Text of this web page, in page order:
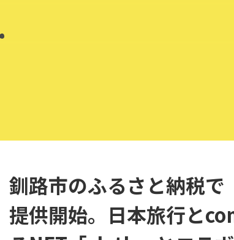
釧路市のふるさと納税
提供開始。日本旅行と